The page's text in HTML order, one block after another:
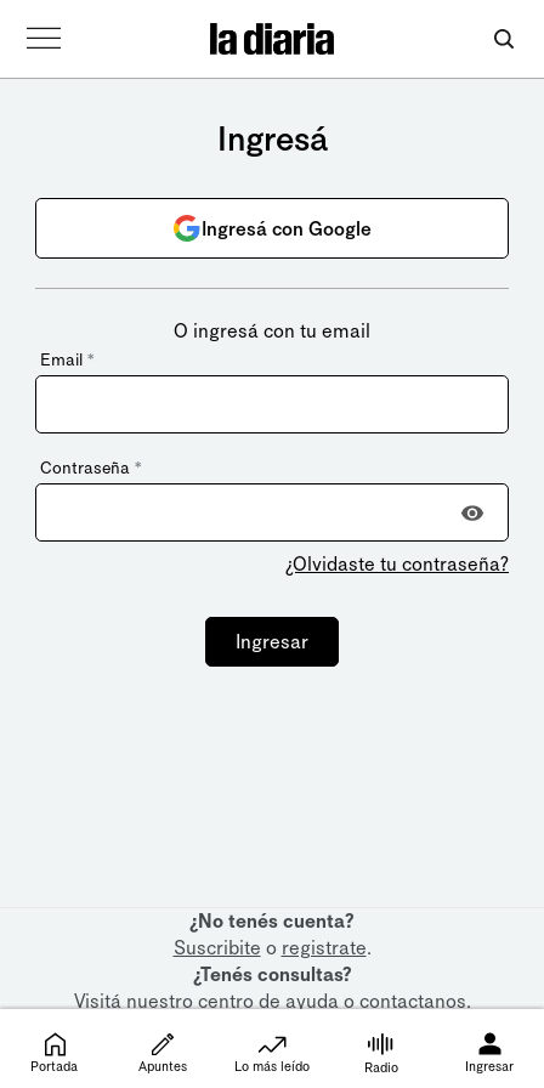
Ingresá
Ingresá con Google
O ingresá con tu email
Email *
Contraseña *
¿Olvidaste tu contraseña?
Ingresar
¿No tenés cuenta?
Suscribite o registrate.
¿Tenés consultas?
Visitá nuestrocentro de ayudaocontactanos.
Portada Apuntes Lo más leído Radio Ingresar